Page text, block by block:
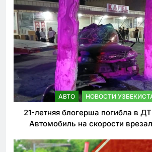
АВТО НОВОСТИ
21-летняя блогерша погибла в
Автомобиль на скорости